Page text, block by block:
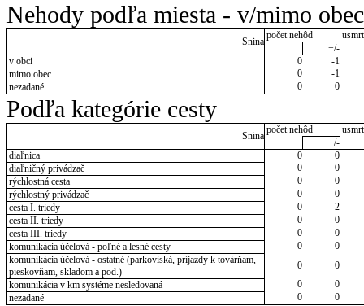
Nehody podľa miesta - v/mimo obec
Snina
počet nehôd
+/-
v obci
0
-1
mimo obec
0
-1
nezadané
0 0
Podľa kategórie cesty
Snina
počet nehôd
+/-
diaľnica
0
0
diaľničný privádzač
0
0
rýchlostná cesta
0
0
rýchlostný privádzač
0
0
cesta I. triedy
0
-2
cesta II. triedy
0
0
cesta III. triedy
0
0
komunikácia účelová - poľné a lesné cesty
0
0
komunikácia účelová - ostatné (parkoviská, príjazdy k továrňam,
pieskovňam, skladom a pod.)
0
0
komunikácia v km systéme nesledovaná
0
0
nezadané
0 0